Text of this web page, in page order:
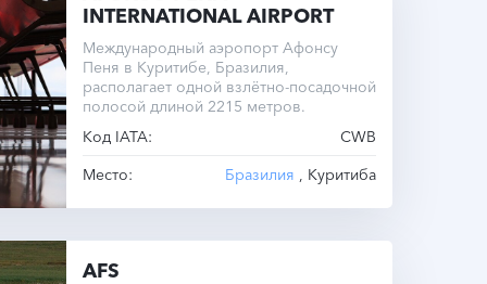
INTERNATIONAL AIRPORT
Международный аэропорт Афонсу
Пеня в Куритибе, Бразилия,
располагает одной взлётно-посадочной
полосой длиной 2215 метров.
Код IATA:
CWB
Место:
Бразилия , Куритиба
AFS